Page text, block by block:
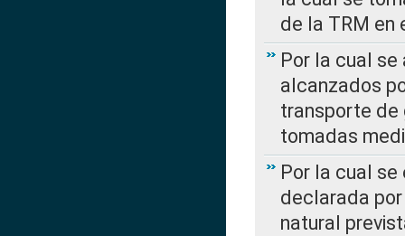
de la TRM en
Por la cual
alcanzados
transporte de
tomadas
Por la cual
declarada
natural